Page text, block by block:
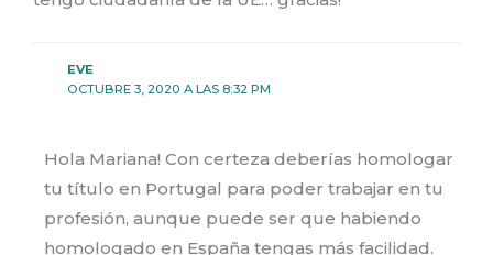
EVE
OCTUBRE 3, 2020 A LAS 8:32 PM
Hola Mariana! Con certeza deberías homologar
tu título en Portugal para poder trabajar en tu
profesión, aunque puede ser que habiendo
homologado en España tengas más facilidad.